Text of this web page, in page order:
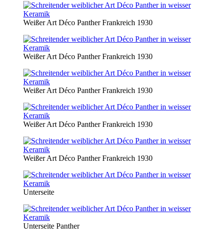
Weißer Art Déco Panther Frankreich 1930
Weißer Art Déco Panther Frankreich 1930
Weißer Art Déco Panther Frankreich 1930
Weißer Art Déco Panther Frankreich 1930
Weißer Art Déco Panther Frankreich 1930
Unterseite
Unterseite Panther